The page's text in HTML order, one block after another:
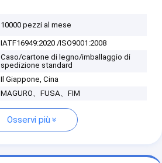
10000 pezzi al mese
IATF16949:2020 /ISO9001:2008
Caso/cartone di legno/imballaggio di
spedizione standard
Il Giappone, Cina
MAGURO、FUSA、FIM
Osservi più